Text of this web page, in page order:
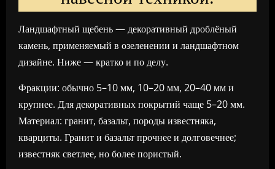
Ландшафтный щебень — декоративный дроблёный
камень, применяемый в озеленении и ландшафтном
дизайне. Ниже — кратко и по делу.
Фракции: обычно 5–10 мм, 10–20 мм, 20–40 мм и
крупнее. Для декоративных покрытий чаще 5–20 мм.
Материал: гранит, базальт, породы известняка,
кварциты. Гранит и базальт прочнее и долговечнее;
известняк светлее, но более пористый.